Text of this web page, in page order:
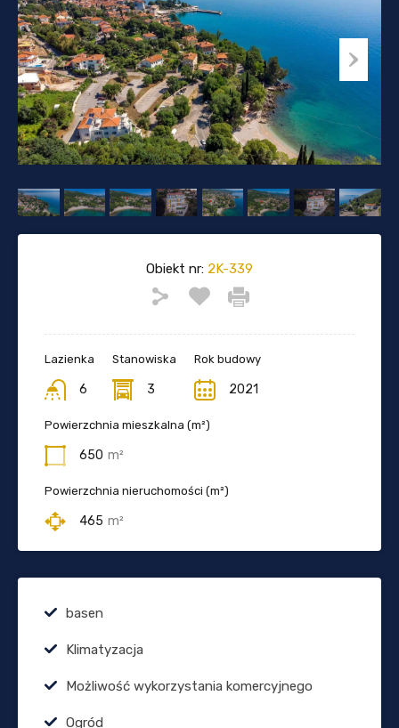
Obiekt nr: 2K-339
Lazienka
6
Stanowiska
3
Rok budowy
2021
Powierzchnia mieszkalna (m²)
650 m²
Powierzchnia nieruchomości (m²)
465 m²
basen
Klimatyzacja
Możliwość wykorzystania komercyjnego
Ogród